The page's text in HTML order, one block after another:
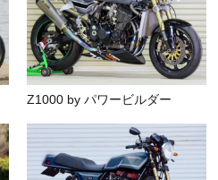
Z1000 by パワービルダー